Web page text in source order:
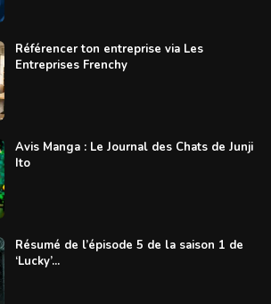
Référencer ton entreprise via Les
Entreprises Frenchy
Avis Manga : Le Journal des Chats de Junji
Ito
Résumé de l’épisode 5 de la saison 1 de
‘Lucky’...